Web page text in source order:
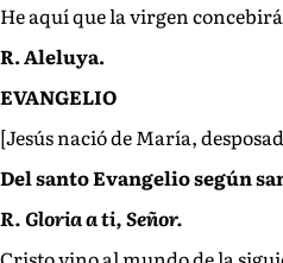
He aquí que la virgen
R. Aleluya.
EVANGELIO
[Jesús nació de María,
Del santo Evangelio según
R. Gloria a ti, Señor.